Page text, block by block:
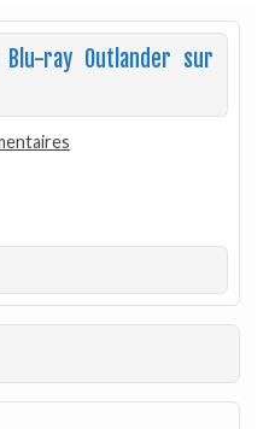
ray Outlander sur